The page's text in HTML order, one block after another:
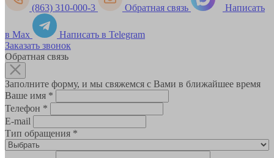
(863) 310-000-3 Обратная связь Написать
в Max
Написать в Telegram
Заказать звонок
Обратная связь
Заполните форму, и мы свяжемся с Вами в ближайшее время
Ваше имя *
Телефон *
E-mail
Тип обращения *